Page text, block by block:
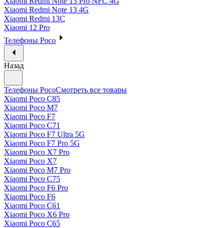
Xiaomi Redmi Note 13 4G
Xiaomi Redmi 13C
Xiaomi 12 Pro
Телефоны Poco
Назад
Телефоны PocoСмотреть все товары
Xiaomi Poco C85
Xiaomi Poco M7
Xiaomi Poco F7
Xiaomi Poco C71
Xiaomi Poco F7 Ultra 5G
Xiaomi Poco F7 Pro 5G
Xiaomi Poco X7 Pro
Xiaomi Poco X7
Xiaomi Poco M7 Pro
Xiaomi Poco C75
Xiaomi Poco F6 Pro
Xiaomi Poco F6
Xiaomi Poco C61
Xiaomi Poco X6 Pro
Xiaomi Poco C65